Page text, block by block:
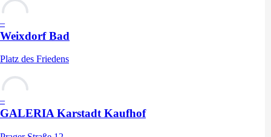
–
Weixdorf Bad
Platz des Friedens
–
GALERIA Karstadt Kaufhof